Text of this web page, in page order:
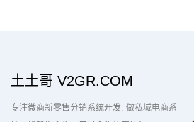
土土哥 V2GR.COM
专注微商新零售分销系统开发 做私域电商系